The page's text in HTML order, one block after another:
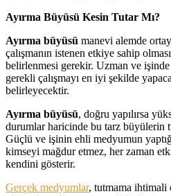
Ayırma Büyüsü Kesin Tutar Mı?
Ayırma büyüsü manevi alemde
çalışmanın istenen etkiye sahip
belirlenmesi gerekir. Uzman ve
gerekli çalışmayı en iyi şekilde
belirleyecektir.
Ayırma büyüsü, doğru yapılırsa
durumlar haricinde bu tarz büyülerin
Güçlü ve işinin ehli medyumun
kimseyi mağdur etmez, her zaman
kendini gösterir.
Gerçek medyumlar, tutmama ihtimali